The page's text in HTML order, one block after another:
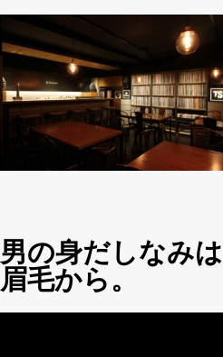
男の身だしなみは
眉毛から。